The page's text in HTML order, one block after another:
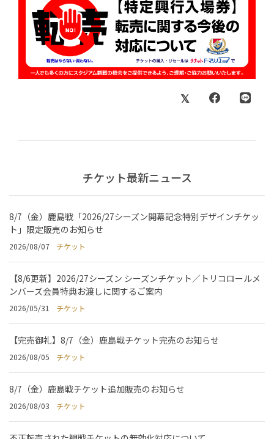
チケット最新ニュース
8/7（金）鹿島戦「2026/27シーズン開幕記念特別デザインチケッ
ト」限定販売のお知らせ
2026/08/07 チケット
【8/6更新】2026/27シーズン シーズンチケット／トリコロールメ
ンバーズ会員特典お渡しに関するご案内
2026/05/31 チケット
【完売御礼】8/7（金）鹿島戦チケット完売のお知らせ
2026/08/05 チケット
8/7（金）鹿島戦チケット追加販売のお知らせ
2026/08/03 チケット